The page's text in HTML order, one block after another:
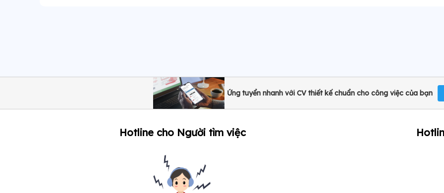
Ứng tuyển nhanh với CV thiết kế chuẩn cho công việc của bạn
Hotline cho Người tìm việc